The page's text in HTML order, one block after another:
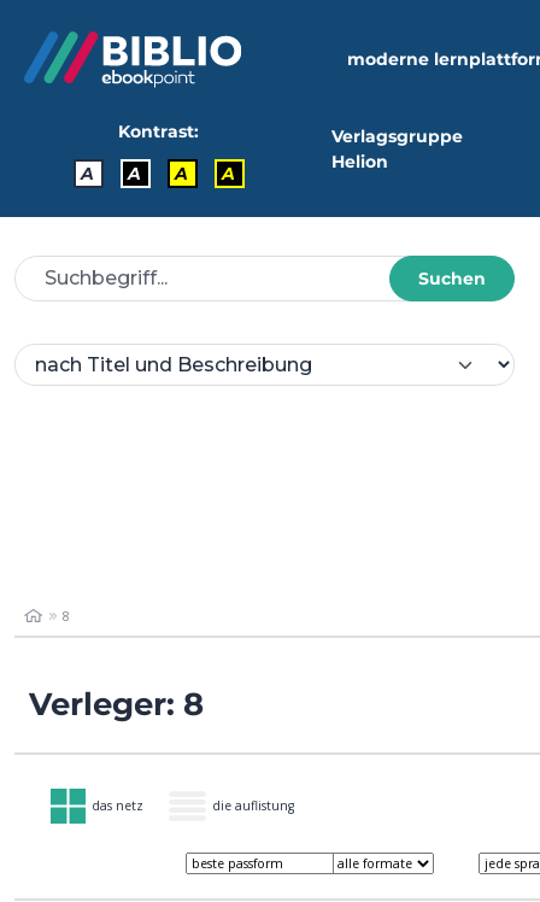
moderne
Kontrast:
A
A A A
Verlagsgruppe
Helion
Suchen
8
Verleger: 8
das netz die auflistung